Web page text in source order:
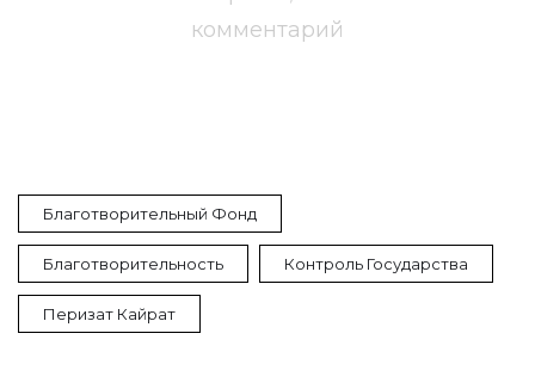
комментарий
Благотворительный Фонд
Благотворительность Контроль Государства
Перизат Кайрат